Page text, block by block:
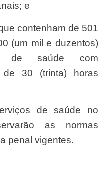
e
(um mil e duzentos)
de saúde com
de 30 (trinta) horas
as normas
penal vigentes.